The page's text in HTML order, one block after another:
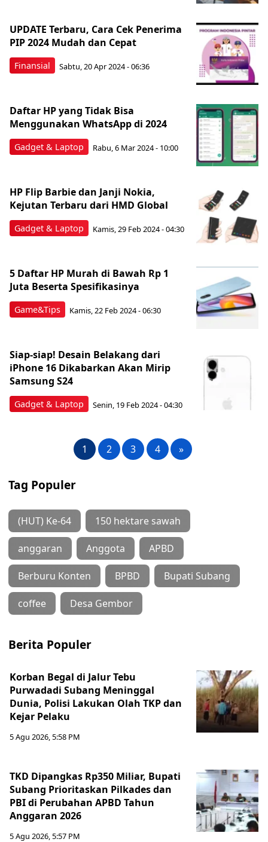
Finansial
UPDATE Terbaru, Cara Cek Penerima
PIP 2024 Mudah dan Cepat
Sabtu, 20 Apr 2024 - 06:36
Gadget & Laptop
Daftar HP yang Tidak Bisa
Menggunakan WhatsApp di 2024
Rabu, 6 Mar 2024 - 10:00
Gadget & Laptop
HP Flip Barbie dan Janji Nokia,
Kejutan Terbaru dari HMD Global
Kamis, 29 Feb 2024 - 04:30
Game&Tips
5 Daftar HP Murah di Bawah Rp 1
Juta Beserta Spesifikasinya
Kamis, 22 Feb 2024 - 06:30
Gadget & Laptop
Siap-siap! Desain Belakang dari
iPhone 16 Dikabarkan Akan Mirip
Samsung S24
Senin, 19 Feb 2024 - 04:30
1 2 3 4 »
Tag Populer
(HUT) Ke-64 150 hektare sawah
anggaran Anggota APBD
Berburu Konten BPBD Bupati Subang
coffee Desa Gembor
Berita Populer
Korban Begal di Jalur Tebu
Purwadadi Subang Meninggal
Dunia, Polisi Lakukan Olah TKP dan
Kejar Pelaku
5 Agu 2026, 5:58 PM
TKD Dipangkas Rp350 Miliar, Bupati
Subang Prioritaskan Pilkades dan
PBI di Perubahan APBD Tahun
Anggaran 2026
5 Agu 2026, 5:57 PM